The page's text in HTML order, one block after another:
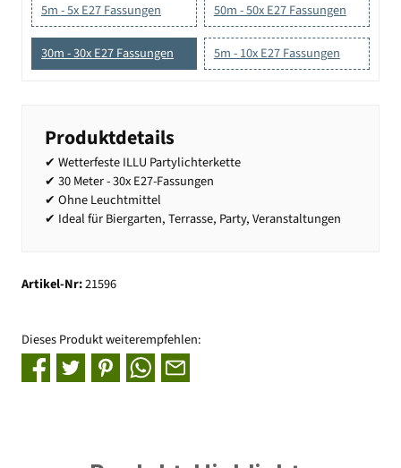
5m - 5x E27 Fassungen 50m - 50x E27 Fassungen
30m - 30x E27 Fassungen 5m - 10x E27 Fassungen
Produktdetails
✔ Wetterfeste ILLU Partylichterkette
✔ 30 Meter - 30x E27-Fassungen
✔ Ohne Leuchtmittel
✔ Ideal für Biergarten, Terrasse, Party, Veranstaltungen
Artikel-Nr:21596
Dieses Produkt weiterempfehlen: